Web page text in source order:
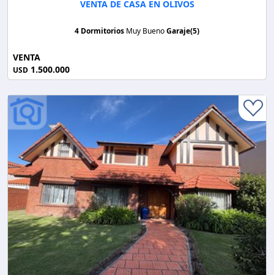
VENTA DE CASA EN OLIVOS
4 Dormitorios Muy BuenoGaraje(5)
VENTA
USD 1.500.000